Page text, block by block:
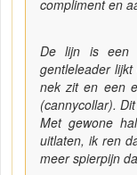
compliment en
De lijn is een
gentleleader
nek zit en een
(cannycollar).
Met gewone
uitlaten, ik ren
meer spierpijn